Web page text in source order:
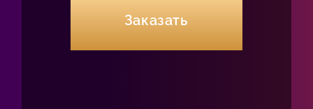
Заказать